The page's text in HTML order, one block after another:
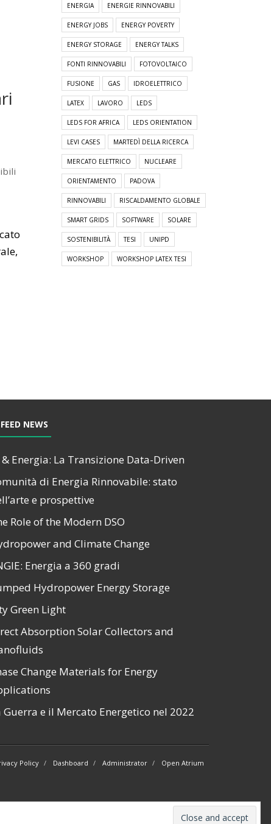
ENERGIA ENERGIE RINNOVABILI
ENERGY JOBS ENERGY POVERTY
ENERGY STORAGE ENERGY TALKS
FONTI RINNOVABILI FOTOVOLTAICO
FUSIONE GAS IDROELETTRICO
LATEX LAVORO LEDS
LEDS FOR AFRICA LEDS ORIENTATION
LEVI CASES MARTEDÌ DELLA RICERCA
MERCATO ELETTRICO NUCLEARE
ORIENTAMENTO PADOVA
RINNOVABILI RISCALDAMENTO GLOBALE
SMART GRIDS SOFTWARE SOLARE
SOSTENIBILITÀ TESI UNIPD
WORKSHOP WORKSHOP LATEX TESI
FEED NEWS
& Energia: La Transizione Data-Driven
di Energia Rinnovabile: stato
e prospettive
Role of the Modern DSO
and Climate Change
Energia a 360 gradi
Hydropower Energy Storage
Green Light
Absorption Solar Collectors and
Change Materials for Energy
Guerra e il Mercato Energetico nel 2022
Policy Dashboard Administrator Open Atrium